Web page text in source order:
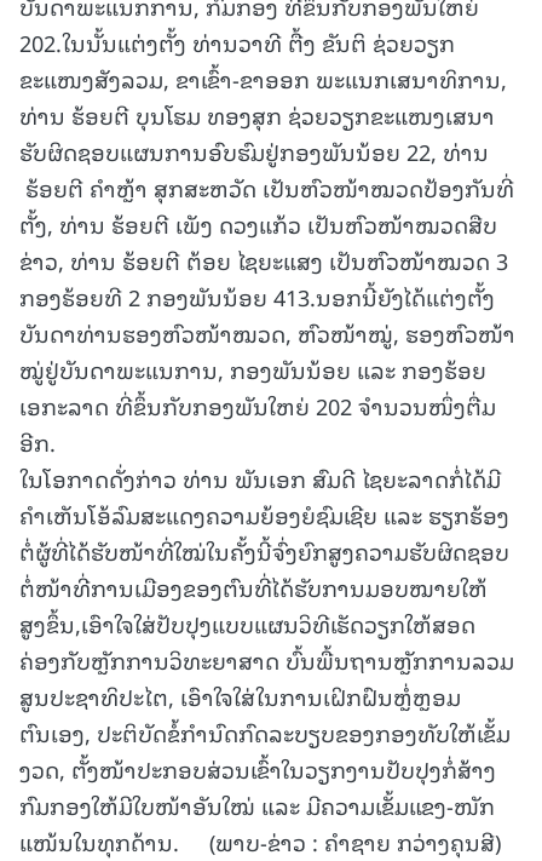
202.ໃນນັ້ນແຕ່ງຕັ້ງ ທ່ານວາທີ ຕື້ງ ຂັນຕິ ຊ່ວຍວຽກ
ຂະແໜງສັງລວມ, ຂາເຂົ້າ-ຂາອອກ ພະແນກເສນາທິການ,
ທ່ານ ຮ້ອຍຕີ ບຸນໂຮມ ທອງສຸກ ຊ່ວຍວຽກຂະແໜງເສນາ
ຮັບຜິດຊອບແຜນການອົບຮົມຢູ່ກອງພັນນ້ອຍ 22, ທ່ານ
ຮ້ອຍຕີ ຄຳຫຼ້າ ສຸກສະຫວັດ ເປັນຫົວໜ້າໝວດປ້ອງກັນທີ່
ຕັ້ງ, ທ່ານ ຮ້ອຍຕີ ເພັງ ດວງແກ້ວ ເປັນຫົວໜ້າໝວດສືບ
ຂ່າວ, ທ່ານ ຮ້ອຍຕີ ຕ້ອຍ ໄຊຍະແສງ ເປັນຫົວໜ້າໝວດ 3
ກອງຮ້ອຍທີ 2 ກອງພັນນ້ອຍ 413.ນອກນີ້ຍັງໄດ້ແຕ່ງຕັ້ງ
ບັນດາທ່ານຮອງຫົວໜ້າໝວດ, ຫົວໜ້າໝູ່, ຮອງຫົວໜ້າ
ໝູ່ຢູ່ບັນດາພະແນການ, ກອງພັນນ້ອຍ ແລະ ກອງຮ້ອຍ
ເອກະລາດ ທີ່ຂຶ້ນກັບກອງພັນໃຫຍ່ 202 ຈຳນວນໜຶ່ງຕື່ມ
ອີກ.
ໃນໂອກາດດັ່ງກ່າວ ທ່ານ ພັນເອກ ສົມດີ ໄຊຍະລາດກໍ່ໄດ້ມີ
ຄໍາເຫັນໂອ້ລົມສະແດງຄວາມຍ້ອງຍໍຊົມເຊີຍ ແລະ ຮຽກຮ້ອງ
ຕໍ່ຜູ້ທີ່ໄດ້ຮັບໜ້າທີ່ໃໝ່ໃນຄັ້ງນີ້ຈົ່ງຍົກສູງຄວາມຮັບຜິດຊອບ
ຕໍ່ໜ້າທີ່ການເມືອງຂອງຕົນທີ່ໄດ້ຮັບການມອບໝາຍໃຫ້
ສູງຂຶ້ນ,ເອົາໃຈໃສ່ປັບປຸງແບບແຜນວິທີເຮັດວຽກໃຫ້ສອດ
ຄ່ອງກັບຫຼັກການວິທະຍາສາດ ບົ້ນພື້ນຖານຫຼັກການລວມ
ສູນປະຊາທິປະໄຕ, ເອົາໃຈໃສ່ໃນການເຝິກຝົນຫຼໍ່ຫຼອມ
ຕົນເອງ, ປະຕິບັດຂໍ້ກຳນົດກົດລະບຽບຂອງກອງທັບໃຫ້ເຂັ້ມ
ງວດ, ຕັ້ງໜ້າປະກອບສ່ວນເຂົ້າໃນວຽກງານປັບປຸງກໍ່ສ້າງ
ກົມກອງໃຫ້ມີໃບໜ້າອັນໃໝ່ ແລະ ມີຄວາມເຂັ້ມແຂງ-ໜັກ
ແໜ້ນໃນທຸກດ້ານ. (ພາບ-ຂ່າວ : ຄຳຊາຍ ກວ່າງຄຸນສີ)